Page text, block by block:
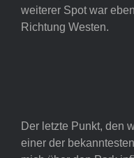
weiterer Spot war
Richtung Westen.
Der letzte Punkt, den
einer der